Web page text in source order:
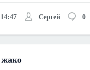
Сергей 0